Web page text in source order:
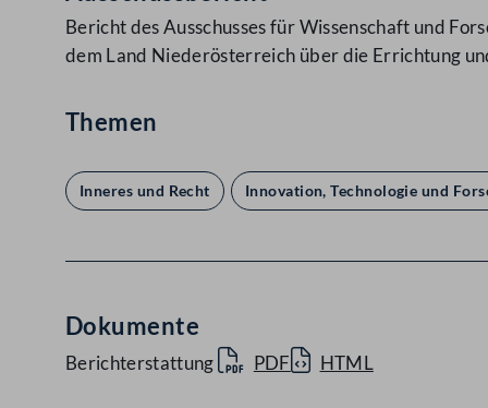
Bericht des Ausschusses für Wissenschaft und
dem Land Niederösterreich über die Errichtung
Themen
Inneres und Recht Innovation, Technologie und
Dokumente
Berichterstattung PDF HTML